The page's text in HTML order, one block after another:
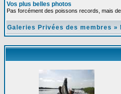
Vos plus belles photos
Pas forcément des poissons records, mais
Galeries Privées des membres »